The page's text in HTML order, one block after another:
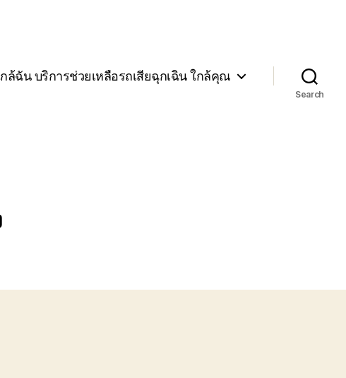
ล้ฉัน บริการช่วยเหลือรถเสียฉุกเฉิน ใกล้คุณ
Search